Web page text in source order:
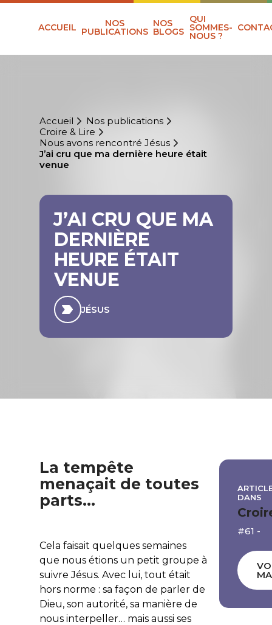
ACCUEIL NOS
PUBLICATIONS
NOS
BLOGS
QUI
SOMMES-
NOUS ?
Accueil
Nos publications
Croire & Lire
Nous avons rencontré Jésus
J’ai cru que ma dernière heure était
venue
J’AI CRU QUE MA
DERNIÈRE
HEURE ÉTAIT
VENUE
JÉSUS
La tempête
menaçait de toutes
parts…
Cela faisait quelques semaines
que nous étions un petit groupe à
suivre Jésus. Avec lui, tout était
hors norme : sa façon de parler de
Dieu, son autorité, sa manière de
nous interpeller… mais aussi ses
DANS
#61 -